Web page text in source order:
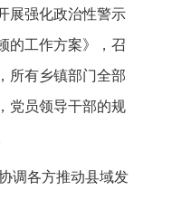
展强化政治性警示
的工作方案》，召
所有乡镇部门全部
党员领导干部的规
调各方推动县域发